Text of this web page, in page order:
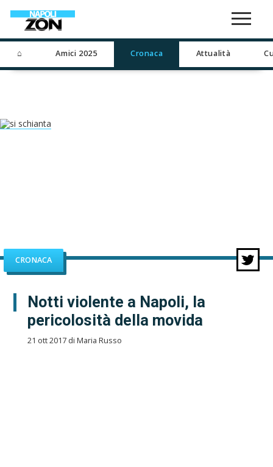
⌂ Amici 2025 Cronaca Attualità
CRONACA
Notti violente a Napoli, la
pericolosità della movida
21 ott 2017 di Maria Russo